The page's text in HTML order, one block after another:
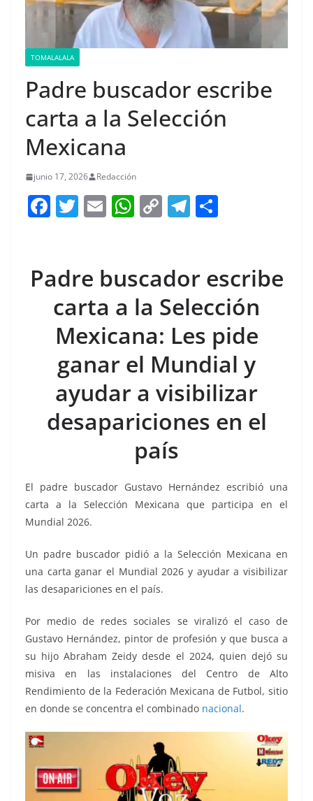
TOMALALALA
Padre buscador escribe
carta a la Selección
Mexicana
junio 17, 2026 Redacción
F
e
b
o
o
k
T
er
E
l
W
s
A
p
p
C
y
Li
n
k
T
gr
a
m
e
Padre buscador escribe
carta a la Selección
Mexicana: Les pide
ganar el Mundial y
ayudar a visibilizar
desapariciones en el
país
El padre buscador Gustavo Hernández escribió una
carta a la Selección Mexicana que participa en el
Mundial 2026.
Un padre buscador pidió a la Selección Mexicana en
una carta ganar el Mundial 2026 y ayudar a visibilizar
las desapariciones en el país.
Por medio de redes sociales se viralizó el caso de
Gustavo Hernández, pintor de profesión y que busca a
su hijo Abraham Zeidy desde el 2024, quien dejó su
misiva en las instalaciones del Centro de Alto
Rendimiento de la Federación Mexicana de Futbol, sitio
en donde se concentra el combinado nacional.